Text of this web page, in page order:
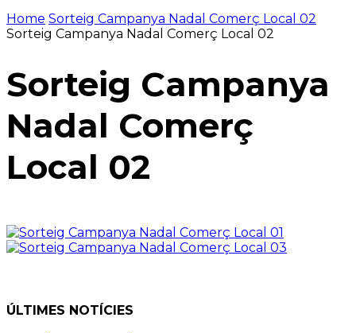
Home Sorteig Campanya Nadal Comerç Local 02
Sorteig Campanya Nadal Comerç Local 02
Sorteig Campanya
Nadal Comerç
Local 02
ÚLTIMES NOTÍCIES